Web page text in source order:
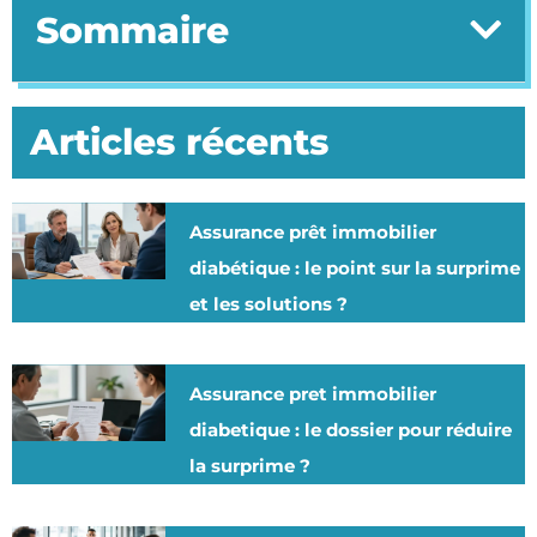
Sommaire
Articles récents
Assurance prêt immobilier
diabétique : le point sur la surprime
et les solutions ?
Assurance pret immobilier
diabetique : le dossier pour réduire
la surprime ?